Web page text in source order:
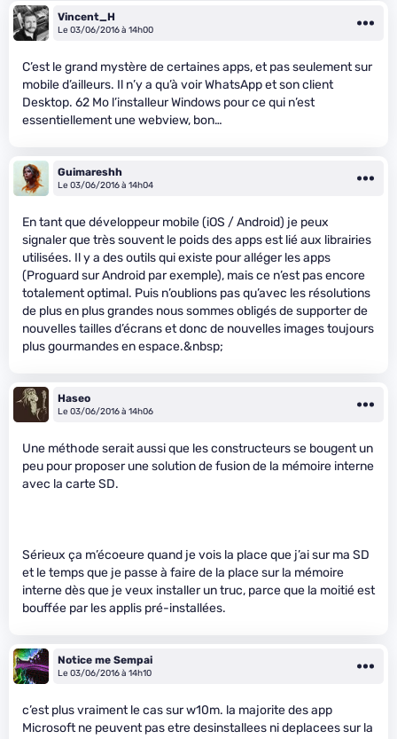
Vincent_H
Le 03/06/2016 à 14h00
C’est le grand mystère de certaines apps, et pas seulement sur
mobile d’ailleurs. Il n’y a qu’à voir WhatsApp et son client
Desktop. 62 Mo l’installeur Windows pour ce qui n’est
essentiellement une webview, bon…
Guimareshh
Le 03/06/2016 à 14h04
En tant que développeur mobile (iOS / Android) je peux
signaler que très souvent le poids des apps est lié aux librairies
utilisées. Il y a des outils qui existe pour alléger les apps
(Proguard sur Android par exemple), mais ce n’est pas encore
totalement optimal. Puis n’oublions pas qu’avec les résolutions
de plus en plus grandes nous sommes obligés de supporter de
nouvelles tailles d’écrans et donc de nouvelles images toujours
plus gourmandes en espace.&nbsp;
Haseo
Le 03/06/2016 à 14h06
Une méthode serait aussi que les constructeurs se bougent un
peu pour proposer une solution de fusion de la mémoire interne
avec la carte SD.
Sérieux ça m’écoeure quand je vois la place que j’ai sur ma SD
et le temps que je passe à faire de la place sur la mémoire
interne dès que je veux installer un truc, parce que la moitié est
bouffée par les applis pré-installées.
Notice me Sempai
Le 03/06/2016 à 14h10
c’est plus vraiment le cas sur w10m. la majorite des app
Microsoft ne peuvent pas etre desinstallees ni deplacees sur la